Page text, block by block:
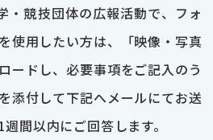
・競技団体の広報活動で、フォ
使用したい方は、「映像・写真
ードし、必要事項をご記入のう
添付して下記へメールにてお送
間以内にご回答します。